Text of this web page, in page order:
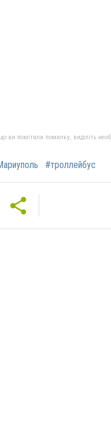
ви помітили помилку, виділіть
#троллейбус